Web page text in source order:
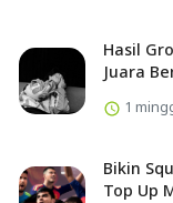
Hasil
Juara
1
Bikin
Top Up